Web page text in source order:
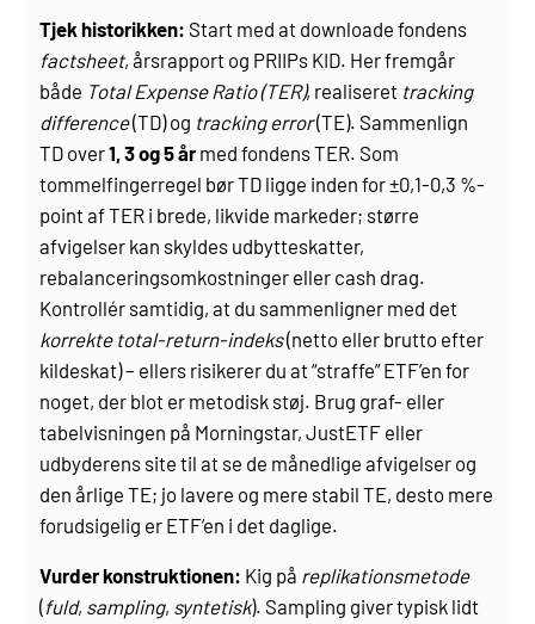
Tjek historikken: Start med at downloade fondens
factsheet, årsrapport og PRIIPs KID. Her fremgår
både Total Expense Ratio (TER), realiseret tracking
difference(TD) og tracking error(TE). Sammenlign
TD over1, 3 og 5 årmed fondens TER. Som
tommelfingerregel bør TD ligge inden for ±0,1-0,3 %-
point af TER i brede, likvide markeder; større
afvigelser kan skyldes udbytteskatter,
rebalanceringsomkostninger eller cash drag.
Kontrollér samtidig, at du sammenligner med det
korrekte total-return-indeks(netto eller brutto efter
kildeskat) – ellers risikerer du at “straffe” ETF’en for
noget, der blot er metodisk støj. Brug graf- eller
tabelvisningen på Morningstar, JustETF eller
udbyderens site til at se de månedlige afvigelser og
den årlige TE; jo lavere og mere stabil TE, desto mere
forudsigelig er ETF’en i det daglige.
Vurder konstruktionen: Kig på replikationsmetode
(fuld, sampling, syntetisk). Sampling giver typisk lidt